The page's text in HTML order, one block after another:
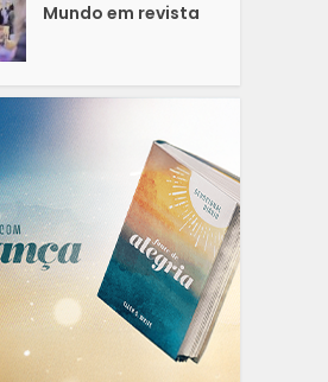
Mundo em revista